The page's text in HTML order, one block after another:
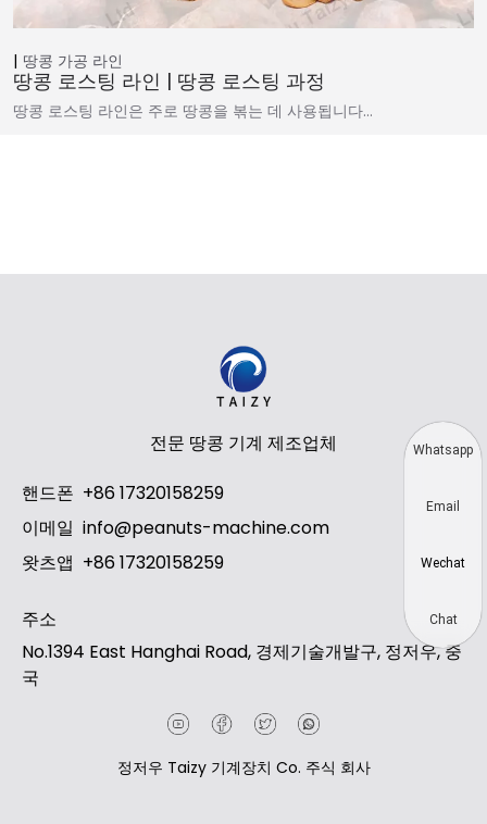
땅콩 가공 라인
땅콩 로스팅 라인 | 땅콩 로스팅 과정
땅콩 로스팅 라인은 주로 땅콩을 볶는 데 사용됩니다…
전문 땅콩 기계 제조업체
핸드폰 +86 17320158259
이메일 info@peanuts-machine.com
왓츠앱 +86 17320158259
주소
No.1394 East Hanghai Road, 경제기술개발구, 정저우, 중
국
정저우 Taizy 기계장치 Co. 주식 회사
Whatsapp
Email
Wechat
Chat